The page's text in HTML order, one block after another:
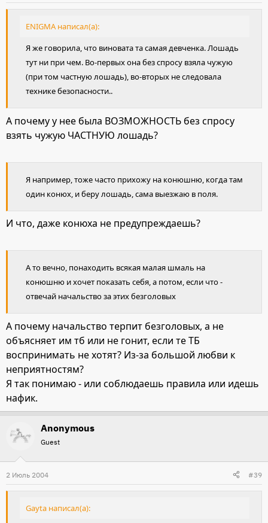
ENIGMA написал(а):
Я же говорила, что виновата та самая девченка. Лошадь
тут ни при чем. Во-первых она без спросу взяла чужую
(при том частную лошадь), во-вторых не следовала
технике безопасности..
А почему у нее была ВОЗМОЖНОСТЬ без спросу
взять чужую ЧАСТНУЮ лошадь?
Я например, тоже часто прихожу на конюшню, когда там
один конюх, и беру лошадь, сама выезжаю в поля.
И что, даже конюха не предупреждаешь?
А то вечно, понаходить всякая малая шмаль на
конюшню и хочет показать себя, а потом, если что -
отвечай начальство за этих безголовых
А почему начальство терпит безголовых, а не
объясняет им тб или не гонит, если те ТБ
воспринимать не хотят? Из-за большой любви к
неприятностям?
Я так понимаю - или соблюдаешь правила или идешь
нафик.
Anonymous
Guest
2 Июль 2004 #39
Gayta написал(а):